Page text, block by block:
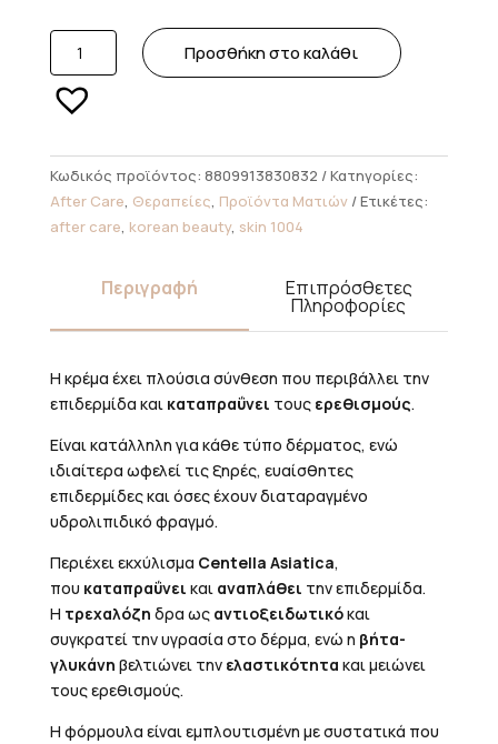
1004
Madagascar
Centella
Cream
Καταπραϋντική
Κρέμα
ποσότητα
Προσθήκη στο καλάθι
Κωδικός προϊόντος: 8809913830832
Κατηγορίες:
After Care, Θεραπείες, Προϊόντα Ματιών
Ετικέτες:
after care, korean beauty, skin 1004
Περιγραφή Επιπρόσθετες
Πληροφορίες
Η κρέμα έχει πλούσια σύνθεση που περιβάλλει την
επιδερμίδα και καταπραΰνει τους ερεθισμούς.
Είναι κατάλληλη για κάθε τύπο δέρματος, ενώ
ιδιαίτερα ωφελεί τις ξηρές, ευαίσθητες
επιδερμίδες και όσες έχουν διαταραγμένο
υδρολιπιδικό φραγμό.
Περιέχει εκχύλισμα Centella Asiatica,
που καταπραΰνει και αναπλάθει την επιδερμίδα.
Η τρεχαλόζη δρα ως αντιοξειδωτικόκαι
συγκρατεί την υγρασία στο δέρμα, ενώ η βήτα-
γλυκάνη βελτιώνει την ελαστικότητα και μειώνει
τους ερεθισμούς.
H φόρμουλα είναι εμπλουτισμένη με συστατικά που